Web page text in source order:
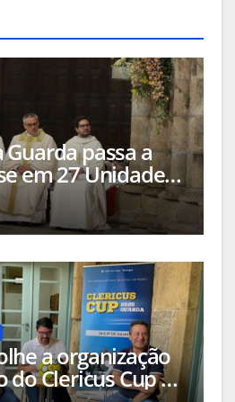
Guarda passa a
em 27 Unidades
a composição
a organização
do Clericus Cup –